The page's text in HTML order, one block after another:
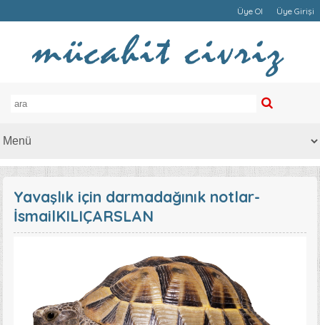
Üye Ol Üye Girişi
Yavaşlık için darmadağınık notlar-
İsmailKILIÇARSLAN